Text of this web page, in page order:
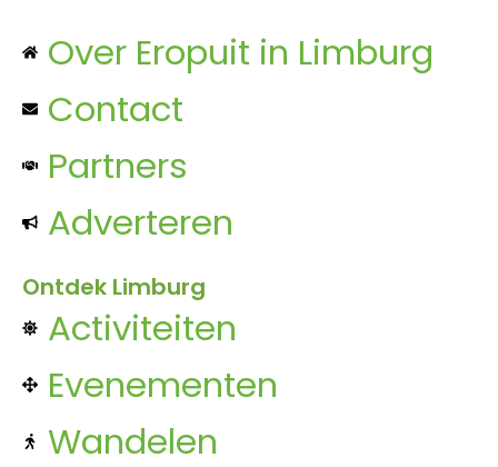
Over Eropuit in Limburg
Contact
Partners
Adverteren
Ontdek Limburg
Activiteiten
Evenementen
Wandelen